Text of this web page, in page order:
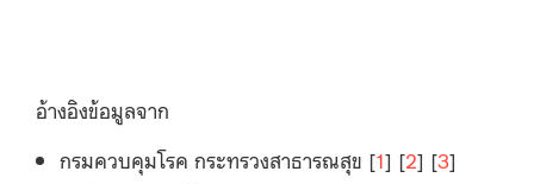
อ้างอิงข้อมูลจาก
กรมควบคุมโรค กระทรวงสาธารณสุข [1] [2] [3]